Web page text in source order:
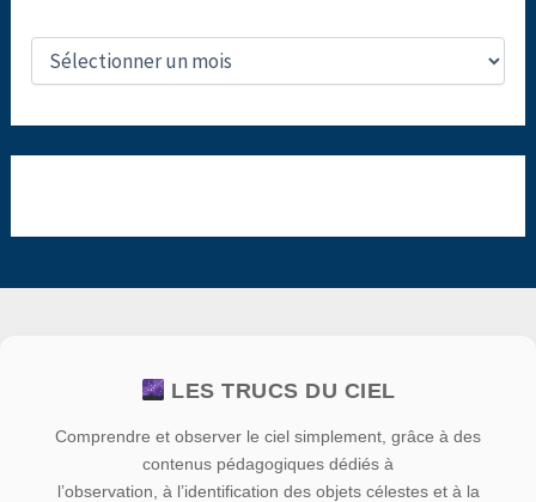
A
A
C
LES TRUCS DU CIEL
Comprendre et observer le ciel simplement, grâce à des
contenus pédagogiques dédiés à
l’observation, à l’identification des objets célestes et à la